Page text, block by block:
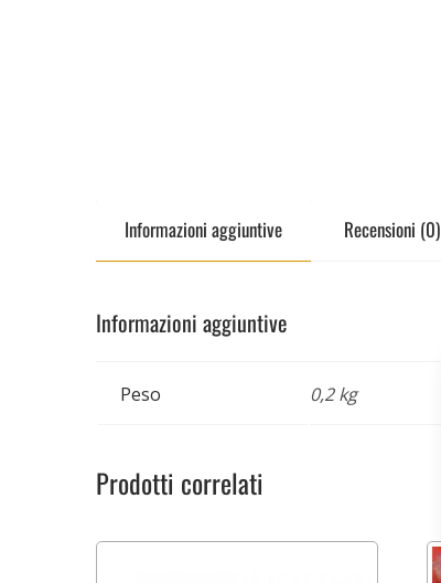
Informazioni aggiuntive Recensioni (0)
Informazioni aggiuntive
Peso 0,2 kg
Prodotti correlati